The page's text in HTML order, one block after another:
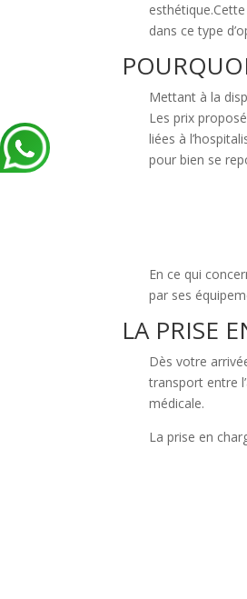
esthétique.Cette
dans ce type
Mettant à la
Les prix
liées à
pour bien se
En ce qui
par ses
LA PRISE
Dès votre
transport entre
médicale.
La prise en